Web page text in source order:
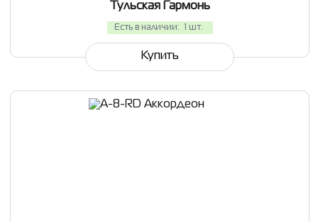
Тульская Гармонь
Есть в наличии: 1 шт.
Купить